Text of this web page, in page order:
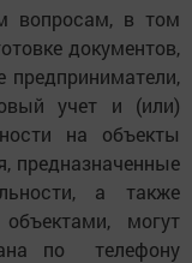
вопросам, в том
документов,
предприниматели,
учет и (или)
на объекты
предназначенные
а также
могут
по телефону